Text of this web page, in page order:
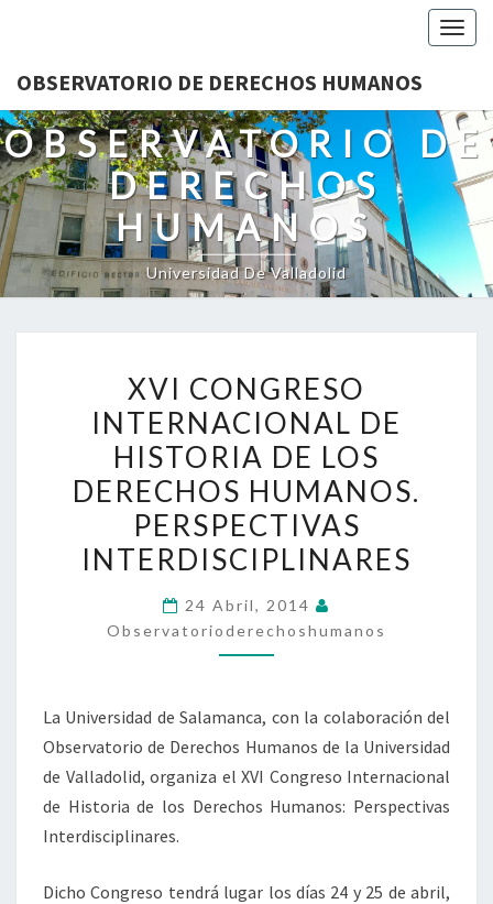
OBSERVATORIO DE DERECHOS HUMANOS
OBSERVATORIO DE
DERECHOS
HUMANOS
Universidad De Valladolid
CONGRESO
INTERNACIONAL
DE
HISTORIA
DE
LOS
DERECHOS
HUMANOS.
PERSPECTIVAS
INTERDISCIPLINARES
XVI CONGRESO
INTERNACIONAL DE
HISTORIA DE LOS
DERECHOS HUMANOS.
PERSPECTIVAS
INTERDISCIPLINARES
24 Abril, 2014
Observatorioderechoshumanos
La Universidad de Salamanca, con la colaboración del
Observatorio de Derechos Humanos de la Universidad
de Valladolid, organiza el XVI Congreso Internacional
de Historia de los Derechos Humanos: Perspectivas
Interdisciplinares.
Dicho Congreso tendrá lugar los días 24 y 25 de abril,